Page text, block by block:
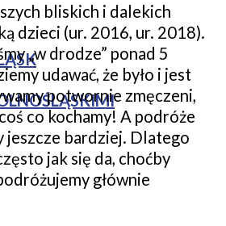
bliskich i dalekich
dzieci (ur. 2016, ur. 2018).
„w drodze” ponad 5
udawać, że było i jest
potwornie zmęczeni,
co kochamy! A podróże
jeszcze bardziej. Dlatego
jak się da, choćby
głównie